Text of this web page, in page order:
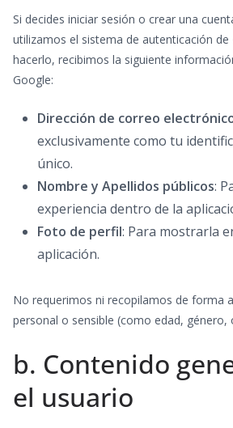
Si decides iniciar sesión o crear una
utilizamos el sistema de autenticación de
hacerlo, recibimos la siguiente
Google:
Dirección de correo
exclusivamente como tu
único.
Nombre y Apellidos públicos:
experiencia dentro de la
Foto de perfil: Para mostrarla
aplicación.
No requerimos ni recopilamos de forma
personal o sensible (como edad, género,
b. Contenido
el usuario